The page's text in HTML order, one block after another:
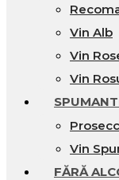
Vin Alb
Vin
Vin
Vin
FĂRĂ